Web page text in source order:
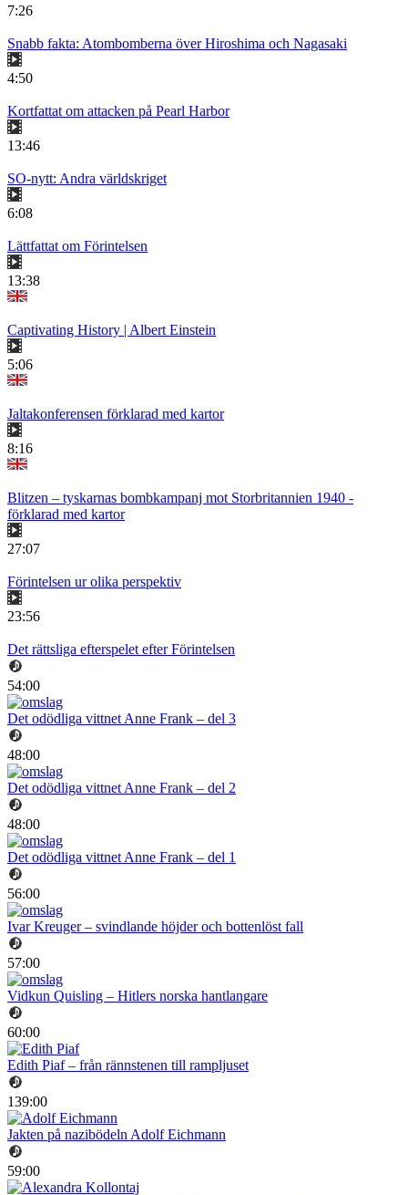
7:26
Snabb fakta: Atombomberna över Hiroshima och Nagasaki
4:50
Kortfattat om attacken på Pearl Harbor
13:46
SO-nytt: Andra världskriget
6:08
Lättfattat om Förintelsen
13:38
Captivating History | Albert Einstein
5:06
Jaltakonferensen förklarad med kartor
8:16
Blitzen – tyskarnas bombkampanj mot Storbritannien 1940 -
förklarad med kartor
27:07
Förintelsen ur olika perspektiv
23:56
Det rättsliga efterspelet efter Förintelsen
54:00
Det odödliga vittnet Anne Frank – del 3
48:00
Det odödliga vittnet Anne Frank – del 2
48:00
Det odödliga vittnet Anne Frank – del 1
56:00
Ivar Kreuger – svindlande höjder och bottenlöst fall
57:00
Vidkun Quisling – Hitlers norska hantlangare
60:00
Edith Piaf – från rännstenen till rampljuset
139:00
Jakten på nazibödeln Adolf Eichmann
59:00